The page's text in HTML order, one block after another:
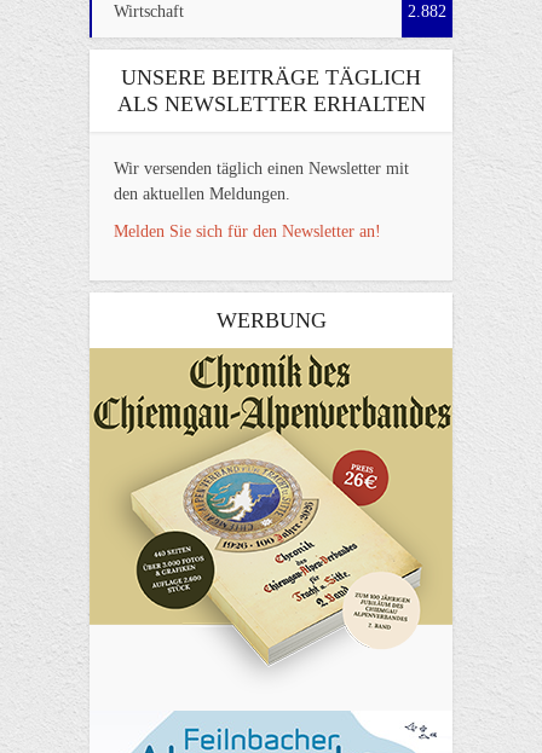
Wirtschaft 2.882
UNSERE BEITRÄGE TÄGLICH
ALS NEWSLETTER ERHALTEN
Wir versenden täglich einen Newsletter mit
den aktuellen Meldungen.
Melden Sie sich für den Newsletter an!
WERBUNG